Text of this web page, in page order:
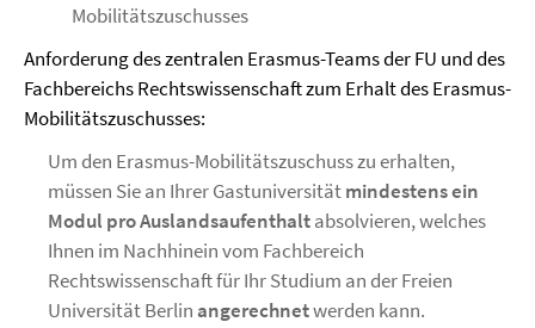
Mobilitätszuschusses
Anforderung des zentralen Erasmus-Teams der FU und des
Fachbereichs Rechtswissenschaft zum Erhalt des Erasmus-
Mobilitätszuschusses:
Um den Erasmus-Mobilitätszuschuss zu erhalten,
müssen Sie an Ihrer Gastuniversitätmindestens ein
Modul pro Auslandsaufenthaltabsolvieren, welches
Ihnen im Nachhinein vom Fachbereich
Rechtswissenschaft für Ihr Studium an der Freien
Universität Berlinangerechnetwerden kann.